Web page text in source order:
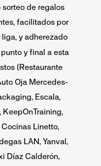
de regalos
facilitados por
y adherezado
y final a esta
(Restaurante
Oja Mercedes-
Escala,
Linetto,
LAN, Yanval,
Díaz Calderón,